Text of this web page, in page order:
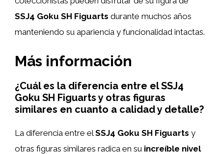
SSJ4 Goku SH Figuarts durante muchos años
manteniendo su apariencia y funcionalidad intactas.
Más información
¿Cuál es la diferencia entre el SSJ4
Goku SH Figuarts y otras figuras
similares en cuanto a calidad y detalle?
La diferencia entre elSSJ4 Goku SH Figuarts y
otras figuras similares radica en su increíble nivel